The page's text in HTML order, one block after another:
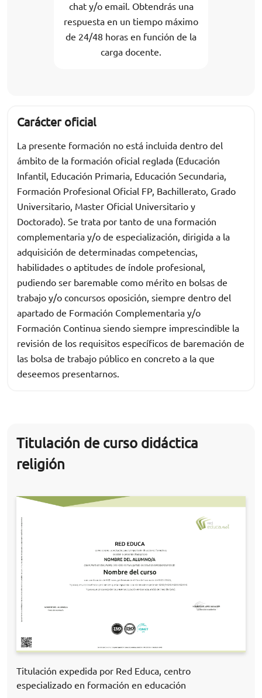
chat y/o email. Obtendrás una
respuesta en un tiempo máximo
de 24/48 horas en función de la
carga docente.
Carácter oficial
La presente formación no está incluida dentro del
ámbito de la formación oficial reglada (Educación
Infantil, Educación Primaria, Educación Secundaria,
Formación Profesional Oficial FP, Bachillerato, Grado
Universitario, Master Oficial Universitario y
Doctorado). Se trata por tanto de una formación
complementaria y/o de especialización, dirigida a la
adquisición de determinadas competencias,
habilidades o aptitudes de índole profesional,
pudiendo ser baremable como mérito en bolsas de
trabajo y/o concursos oposición, siempre dentro del
apartado de Formación Complementaria y/o
Formación Continua siendo siempre imprescindible la
revisión de los requisitos específicos de baremación de
las bolsa de trabajo público en concreto a la que
deseemos presentarnos.
Titulación de curso didáctica
religión
Titulación expedida por Red Educa, centro
especializado en formación en educación